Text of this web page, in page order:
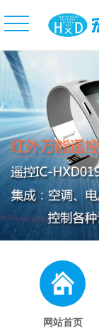
网站首页